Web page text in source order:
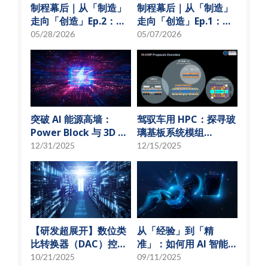
制程幕后｜从「制造」
走向「创造」Ep.2：
「从无到有」的技术革
新
05/28/2026
制程幕后｜从「制造」
走向「创造」Ep.1：揭
秘 USI技术先行军
05/07/2026
突破 AI 能源高墙：
Power Block 与 3D 微
小化解决方案
12/31/2025
驾驭车用 HPC：探寻玻
璃基板系统模组
(SoMoG) 技术的「最佳
甜蜜点」
12/15/2025
【研发超展开】数位类
比转换器（DAC）控制
偏压电流创新解决方
10/21/2025
从「经验」到「精
准」：如何用 AI 智能演
算法，实现高效射频预
09/11/2025